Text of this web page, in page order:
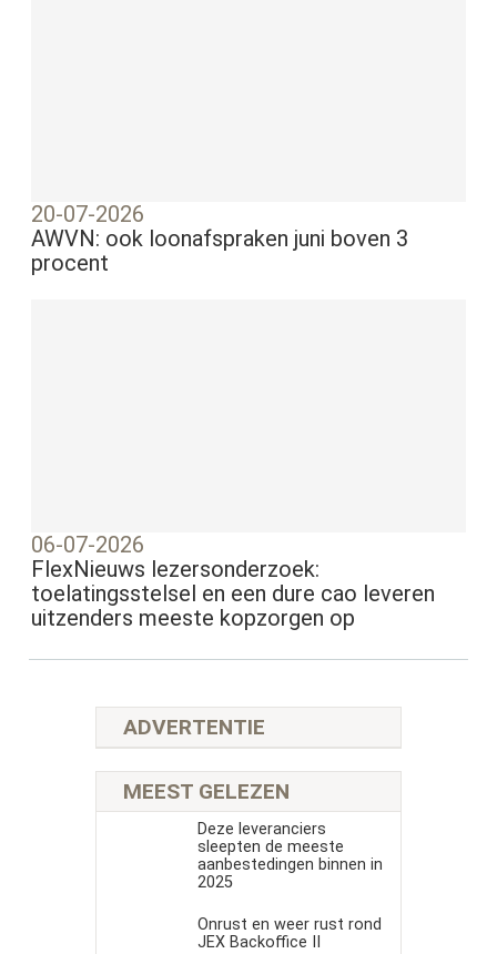
20-07-2026
AWVN: ook loonafspraken juni boven 3
procent
06-07-2026
FlexNieuws lezersonderzoek:
toelatingsstelsel en een dure cao leveren
uitzenders meeste kopzorgen op
ADVERTENTIE
MEEST GELEZEN
Deze leveranciers
sleepten de meeste
aanbestedingen binnen in
2025
Onrust en weer rust rond
JEX Backoffice II